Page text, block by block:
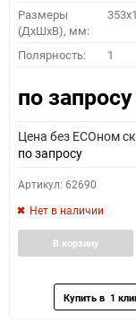
Размеры
(ДхШхВ), мм:
Полярность: 1
по запросу
Цена без ECOном
по запросу
Артикул: 62690
Нет в наличии
В корзину